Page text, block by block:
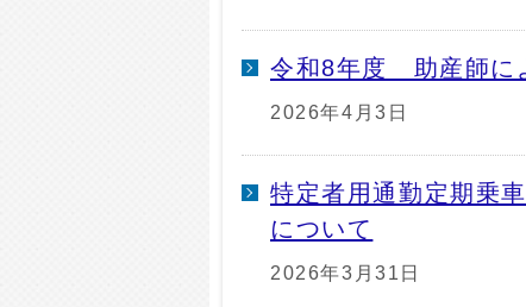
令和8年度 助産師に
2026年4月3日
特定者用通勤定期乗
について
2026年3月31日